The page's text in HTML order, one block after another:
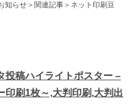
知らせ＞関連記事＞ネット印刷豆
投稿ハイライトポスター –
印刷1枚～,大判印刷,大判出